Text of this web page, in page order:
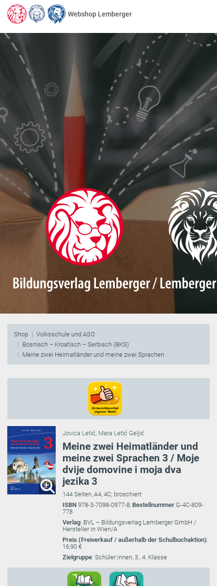
Webshop Lemberger
Shop
Volksschule und ASO
Bosnisch – Kroatisch – Serbisch (BKS)
Meine zwei Heimatländer und meine zwei Sprachen
Jovica Letić; Mara Letić Geljić
Meine zwei Heimatländer und
meine zwei Sprachen 3 / Moje
dvije domovine i moja dva
jezika 3
144 Seiten, A4, 4C; broschiert
ISBN 978-3-7098-0977-8, Bestellnummer G-4C-809-
778
Verlag: BVL – Bildungsverlag Lemberger GmbH /
Hersteller in Wien/A
Preis (Freiverkauf / außerhalb der Schulbuchaktion):
16,90 €
Zielgruppe: Schüler:innen, 3., 4. Klasse